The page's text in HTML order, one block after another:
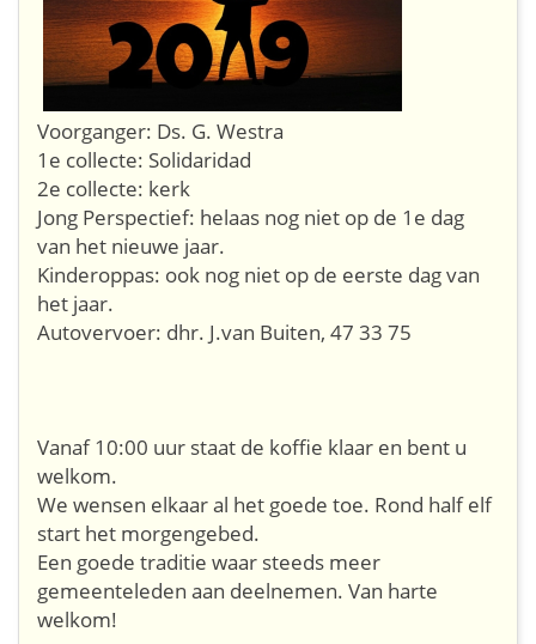
Voorganger: Ds. G. Westra
1e collecte: Solidaridad
2e collecte: kerk
Jong Perspectief: helaas nog niet op de 1e dag
van het nieuwe jaar.
Kinderoppas: ook nog niet op de eerste dag van
het jaar.
Autovervoer: dhr. J.van Buiten, 47 33 75
Vanaf 10:00 uur staat de koffie klaar en bent u
welkom.
We wensen elkaar al het goede toe. Rond half elf
start het morgengebed.
Een goede traditie waar steeds meer
gemeenteleden aan deelnemen. Van harte
welkom!